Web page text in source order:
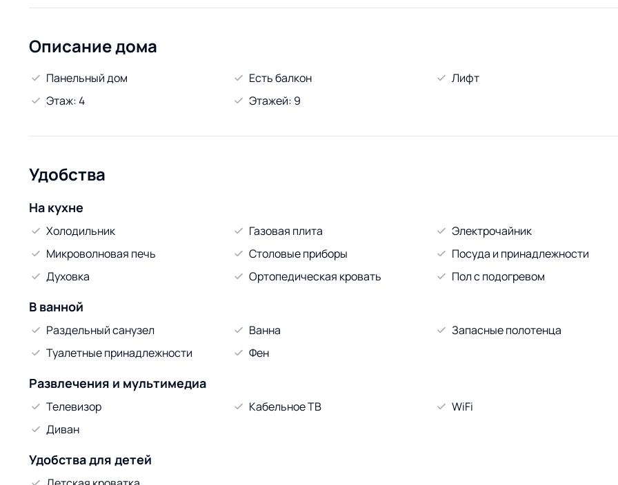
Описание дома
Панельный дом Есть балкон
Лифт
Этаж: 4
Этажей: 9
Удобства
На кухне
Холодильник Газовая плита
Электрочайник
Микроволновая печь
Столовые приборы
Посуда и принадлежности
Духовка
Ортопедическая кровать Пол с подогревом
В ванной
Раздельный санузел Ванна
Запасные полотенца
Туалетные принадлежности
Фен
Развлечения и мультимедиа
Телевизор Кабельное ТВ
WiFi
Диван
Удобства для детей